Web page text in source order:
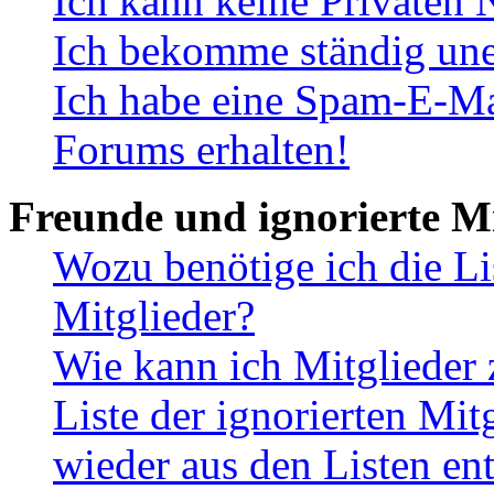
Ich bekomme ständig
Ich habe eine Spam-E-
Forums erhalten!
Freunde und ignorierte
Wozu benötige ich die
Mitglieder?
Wie kann ich Mitglieder
Liste der ignorierten
wieder aus den Listen